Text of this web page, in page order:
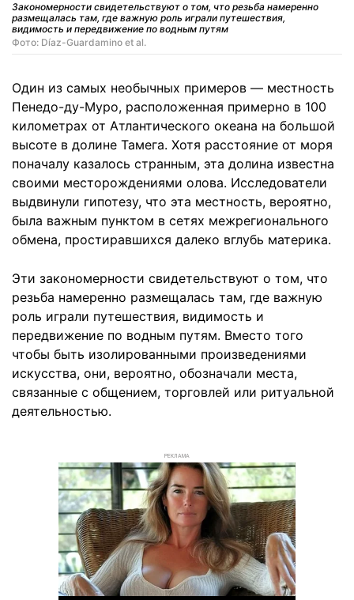
Закономерности свидетельствуют о том, что резьба намеренно
размещалась там, где важную роль играли путешествия,
видимость и передвижение по водным путям
Фото: Díaz-Guardamino et al.
Один из самых необычных примеров — местность
Пенедо-ду-Муро, расположенная примерно в 100
километрах от Атлантического океана на большой
высоте в долине Тамега. Хотя расстояние от моря
поначалу казалось странным, эта долина известна
своими месторождениями олова. Исследователи
выдвинули гипотезу, что эта местность, вероятно,
была важным пунктом в сетях межрегионального
обмена, простиравшихся далеко вглубь материка.
Эти закономерности свидетельствуют о том, что
резьба намеренно размещалась там, где важную
роль играли путешествия, видимость и
передвижение по водным путям. Вместо того
чтобы быть изолированными произведениями
искусства, они, вероятно, обозначали места,
связанные с общением, торговлей или ритуальной
деятельностью.
РЕКЛАМА